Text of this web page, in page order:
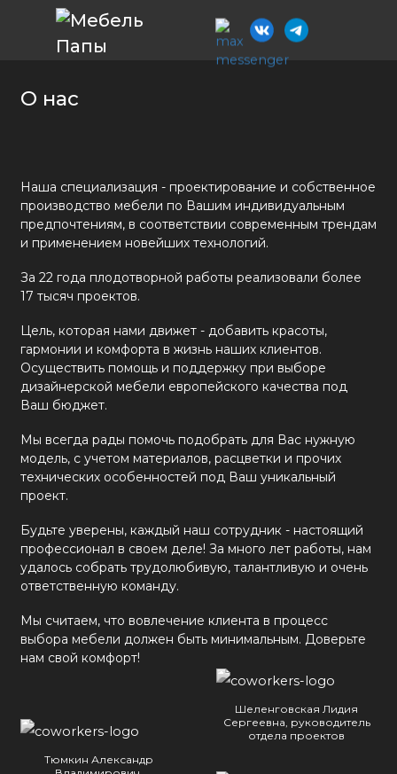
О нас
Наша специализация - проектирование и собственное
производство мебели по Вашим индивидуальным
предпочтениям, в соответствии современным трендам
и применением новейших технологий.
За 22 года плодотворной работы реализовали более
17 тысяч проектов.
Цель, которая нами движет - добавить красоты,
гармонии и комфорта в жизнь наших клиентов.
Осуществить помощь и поддержку при выборе
дизайнерской мебели европейского качества под
Ваш бюджет.
Мы всегда рады помочь подобрать для Вас нужную
модель, с учетом материалов, расцветки и прочих
технических особенностей под Ваш уникальный
проект.
Будьте уверены, каждый наш сотрудник - настоящий
профессионал в своем деле! За много лет работы, нам
удалось собрать трудолюбивую, талантливую и очень
ответственную команду.
Мы считаем, что вовлечение клиента в процесс
выбора мебели должен быть минимальным. Доверьте
нам свой комфорт!
Тюмкин Александр
Шеленговская Лидия
Сергеевна, руководитель
отдела проектов